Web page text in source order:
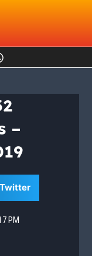
–
Twitter
PM